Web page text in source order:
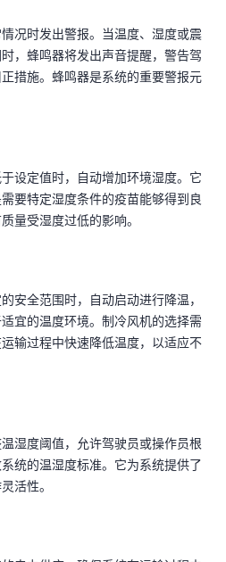
况时发出警报。当温度、湿度或震
，蜂鸣器将发出声音提醒，警告驾
措施。蜂鸣器是系统的重要警报元
设定值时，自动增加环境湿度。它
要特定湿度条件的疫苗能够得到良
量受湿度过低的影响。
安全范围时，自动启动进行降温，
宜的温度环境。制冷风机的选择需
输过程中快速降低温度，以适应不
湿度阈值，允许驾驶员或操作员根
统的温湿度标准。它为系统提供了
活性。